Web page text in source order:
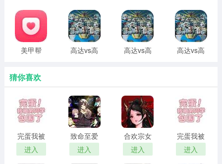
爱上宇宙恐龙杰顿游戏特色
1、与曾击败奥特曼的经典怪兽杰顿展开奇妙约会，体验反
差恋爱物语。
2、杰顿化身高挑沉默男友，外表笨拙可爱，自带标志性音
效与互动。
版
美甲帮
高达vs高
重制版
高达vs高
高达vs高
手机版
猜你喜欢
完蛋我被
男同学包
围了 官方
进入
致命至爱
中文版
进入
合欢宗女
修传 汉化
版
进入
完蛋我被
男同学包
围了 正版
进入